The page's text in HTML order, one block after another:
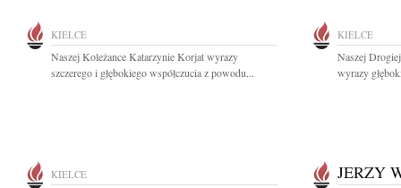
KIELCE
Naszej Koleżance Katarzynie Korjat wyrazy
szczerego i głębokiego współczucia z powodu...
KIELCE
Naszej
wyrazy
KIELCE JERZY